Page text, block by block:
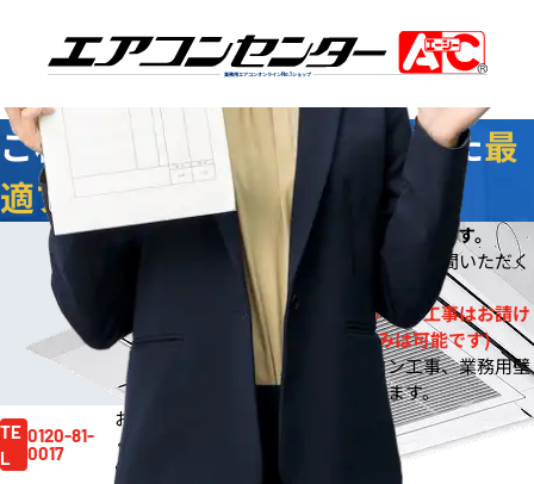
業務用エアコンオンラインNo.1ショップ
ご相談 無料 ！お客様に合わせた最
適プラン
をご提案します
今なら ※お見積りをご提出いたします。
※ご依頼の規模によりご案内までお時間いただく
場合もございます。
※一般住宅への壁掛ルームエアコン工事はお請け
しておりません。(機器販売のみは可能です)
※事務所や店舗のルームエアコン工事、業務用壁
掛エアコン工事は対応しております。
TE
L
0120-81-
0017
お見積り依頼はお電話でも賜ります。お気軽にご依頼
ください。
電話受付時間 /